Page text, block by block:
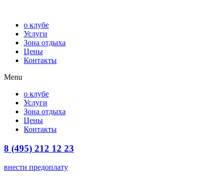
о клубе
Услуги
Зона отдыха
Цены
Контакты
Menu
о клубе
Услуги
Зона отдыха
Цены
Контакты
8 (495) 212 12 23
внести предоплату